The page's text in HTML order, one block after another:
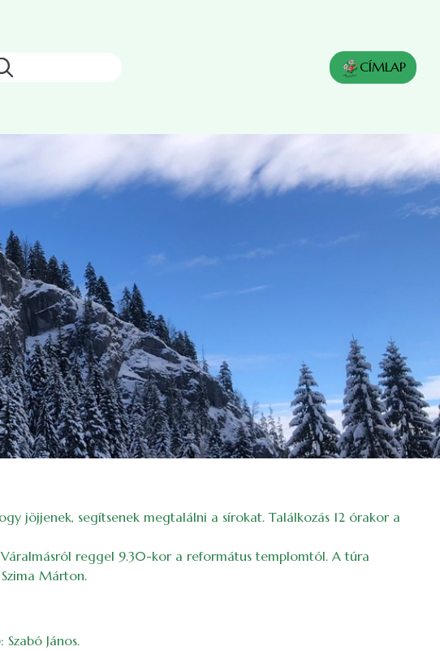
CÍMLAP
jöjjenek, segítsenek megtalálni a sírokat. Találkozás 12 órakor a
Váralmásról reggel 9.30-kor a református templomtól. A túra
Márton.
János.